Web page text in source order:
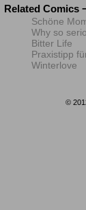
Related Comics
Schöne
Why so
Bitter Life
Praxistipp
Winterlove
©